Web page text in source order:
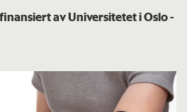
av Universitetet i Oslo-